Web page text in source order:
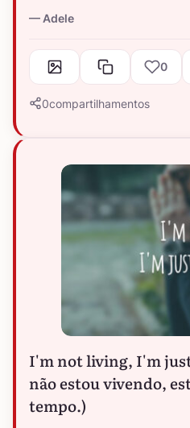
Adele
0
0compartilhamentos
I'm not living, I'm
não estou vivendo,
tempo.)